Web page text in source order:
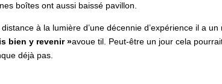
boîtes ont aussi baissé pavillon.
à la lumière d’une décennie d’expérience il a un
bien y revenir »avoue til. Peut-être un jour cela
déjà pas.